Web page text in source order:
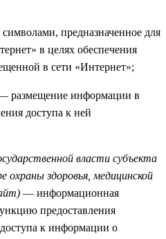
символами, предназначенное для
в целях обеспечения
в сети «Интернет»;
размещение информации в
доступа к ней
власти субъекта
охраны здоровья, медицинской
— информационная
предоставления
к информации о